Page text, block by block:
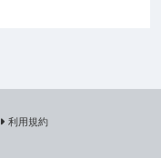
利用規約